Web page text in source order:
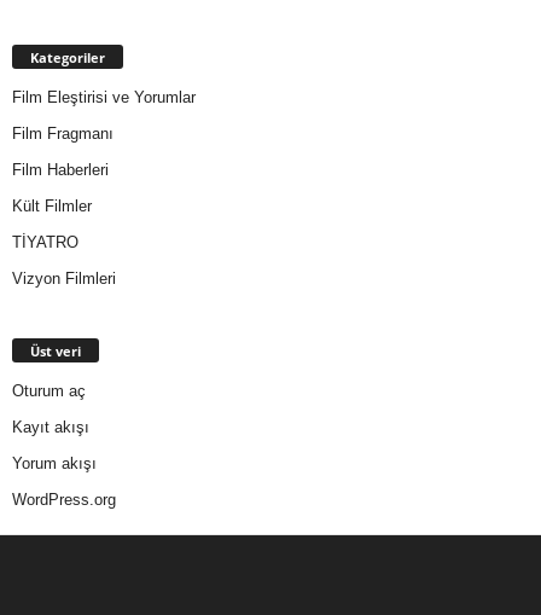
Kategoriler
Film Eleştirisi ve Yorumlar
Film Fragmanı
Film Haberleri
Kült Filmler
TİYATRO
Vizyon Filmleri
Üst veri
Oturum aç
Kayıt akışı
Yorum akışı
WordPress.org